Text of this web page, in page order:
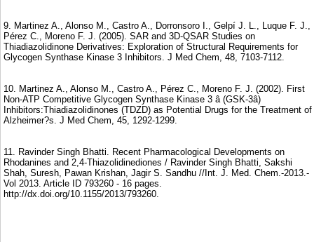
9. Martinez A., Alonso M., Castro A., Dorronsoro I., Gelpí J. L., Luque F. J.,
Pérez C., Moreno F. J. (2005). SAR and 3D-QSAR Studies on
Thiadiazolidinone Derivatives: Exploration of Structural Requirements for
Glycogen Synthase Kinase 3 Inhibitors. J Med Chem, 48, 7103-7112.
10. Martinez A., Alonso M., Castro A., Pérez C., Moreno F. J. (2002). First
Non-ATP Competitive Glycogen Synthase Kinase 3 â (GSK-3â)
Inhibitors:Thiadiazolidinones (TDZD) as Potential Drugs for the Treatment of
Alzheimer?s. J Med Chem, 45, 1292-1299.
11. Ravinder Singh Bhatti. Recent Pharmacological Developments on
Rhodanines and 2,4-Thiazolidinediones / Ravinder Singh Bhatti, Sakshi
Shah, Suresh, Pawan Krishan, Jagir S. Sandhu //Int. J. Med. Chem.-2013.-
Vol 2013. Article ID 793260 - 16 pages.
http://dx.doi.org/10.1155/2013/793260.